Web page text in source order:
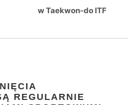
w Taekwon-do ITF
REGULARNIE